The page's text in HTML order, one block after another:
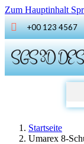
Zum Hauptinhalt
+00 123 4567
SGS 3D
Startseite
Umarex 8-